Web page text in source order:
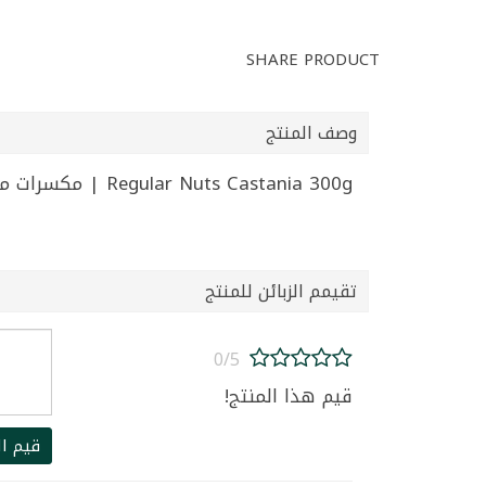
SHARE PRODUCT
وصف المنتج
Regular Nuts Castania 300g | مكسرات مشكل عادي كاستانيا 300غ
تقيمم الزبائن للمنتج
0/5
قيم هذا المنتج!
قيم